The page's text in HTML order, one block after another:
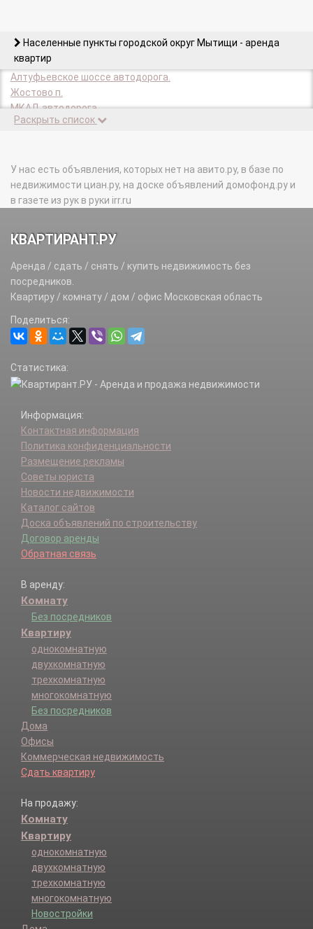
Населенные пункты городской округ Мытищи - аренда
квартир
Алтуфьевское шоссе автодорога.
Жостово п.
МКАД автодорога.
Пирогово п.
Раскрыть список
У нас есть объявления, которых нет на авито.ру, в базе по
недвижимости циан.ру, на доске объявлений домофонд.ру и
в газете из рук в руки irr.ru
КВАРТИРАНТ.РУ
Аренда / сдать / снять / купить недвижимость без
посредников.
Квартиру / комнату / дом / офис Московская область
Поделиться:
Статистика:
Информация:
Контактная информация
Политика конфиденциальности
Размещение рекламы
Советы юриста
Новости недвижимости
Каталог сайтов
Доска объявлений по строительству
Договор аренды
Обратная связь
В аренду:
Комнату
Без посредников
Квартиру
однокомнатную
двухкомнатную
трехкомнатную
многокомнатную
Без посредников
Дома
Офисы
Коммерческая недвижимость
Сдать квартиру
На продажу:
Комнату
Квартиру
однокомнатную
двухкомнатную
трехкомнатную
многокомнатную
Новостройки